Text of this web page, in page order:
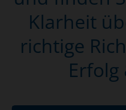
Klarheit
richtige
Erfolg